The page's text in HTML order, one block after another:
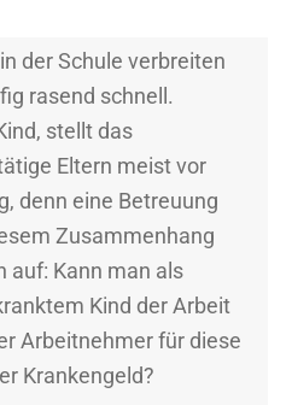
der Schule verbreiten
rasend schnell.
stellt das
Eltern meist vor
denn eine Betreuung
Zusammenhang
auf: Kann man als
Kind der Arbeit
Arbeitnehmer für diese
Krankengeld?